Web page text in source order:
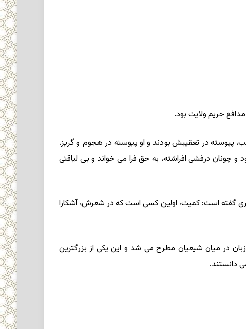
حریم ولایت‏ بود.
پیوسته در تعقیبش بودند و او پیوسته در هجوم و گریز.
درفشى افراشته، به حق فرا مى‏ خواند و بى‏ لیاقتى
گفته است: کمیت، اولین کسى است که در شعرش، آشکارا
در میان شیعیان مطرح مى‏ شد و این یکى از بزرگترین
دانستند.